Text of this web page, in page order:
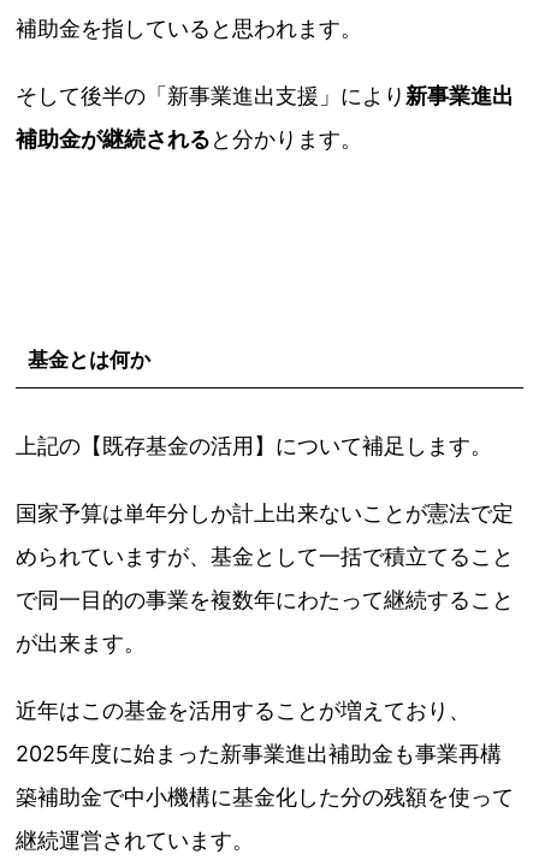
補助金を指していると思われます。
そして後半の「新事業進出支援」により新事業進出
補助金が継続されると分かります。
基金とは何か
上記の【既存基金の活用】について補足します。
国家予算は単年分しか計上出来ないことが憲法で定
められていますが、基金として一括で積立てること
で同一目的の事業を複数年にわたって継続すること
が出来ます。
近年はこの基金を活用することが増えており、
2025年度に始まった新事業進出補助金も事業再構
築補助金で中小機構に基金化した分の残額を使って
継続運営されています。